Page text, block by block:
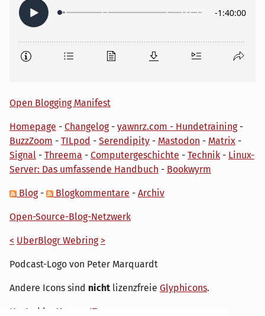
Open Blogging Manifest
Homepage - Changelog- yawnrz.com - Hundetraining-
BuzzZoom - TILpod - Serendipity - Mastodon - Matrix -
Signal - Threema - Computergeschichte - Technik - Linux-
Server: Das umfassende Handbuch - Bookwyrm
Blog- Blogkommentare - Archiv
Open-Source-Blog-Netzwerk
< UberBlogr Webring >
Podcast-Logo von Peter Marquardt
Andere Icons sind nicht lizenzfreie Glyphicons.
Hosted by My own IT.